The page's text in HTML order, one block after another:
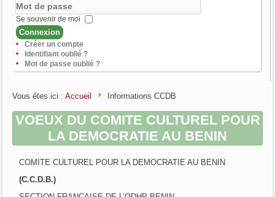
Se souvenir de moi
Connexion
Créer un compte
Identifiant oublié ?
Mot de passe oublié ?
Vous êtes ici :Accueil Informations CCDB
VOEUX DU COMITE CULTUREL POUR
LA DEMOCRATIE AU BENIN
COMITE CULTUREL POUR LA DEMOCRATIE AU BENIN
(C.C.D.B.)